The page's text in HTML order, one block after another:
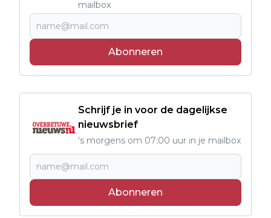
mailbox
Abonneren
Schrijf je in voor de dagelijkse
nieuwsbrief
's morgens om 07:00 uur in je mailbox
Abonneren